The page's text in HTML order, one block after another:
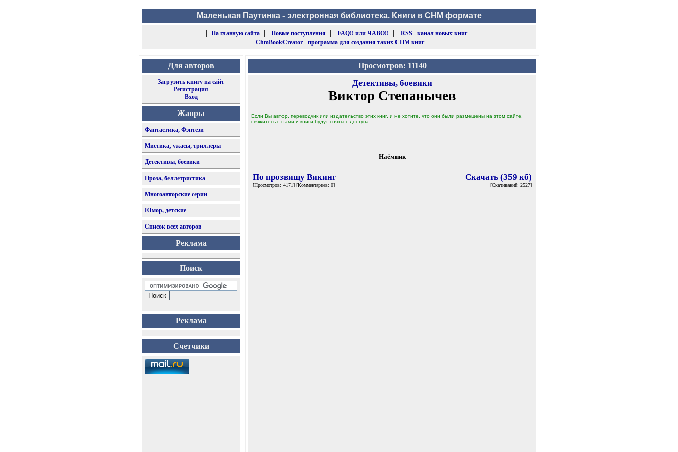
Маленькая Паутинка - электронная библиотека. Книги в CHM формате
|
На главную сайта| Новые поступления | FAQ!! или ЧАВО!! | RSS - канал новых книг|
|
ChmBookCreator - программа для создания таких CHM книг|
Для авторов
Загрузить книгу на сайт
Регистрация
Вход
Жанры
Фантастика, Фэнтези
Мистика, ужасы, триллеры
Детективы, боевики
Проза, беллетристика
Многоавторские серии
Юмор, детские
Список всех авторов
Реклама
Поиск
Реклама
Счетчики
Просмотров: 11140
Детективы, боевики
Виктор Степанычев
Если Вы автор, переводчик или издательство этих книг, и не хотите, что они были размещены на этом сайте,
свяжитесь с нами и книги будут сняты с доступа.
Наёмник
По прозвищу Викинг
[Просмотров: 4171] [Комментариев: 0]
Скачать (359 кб)
[Скачиваний: 2527]